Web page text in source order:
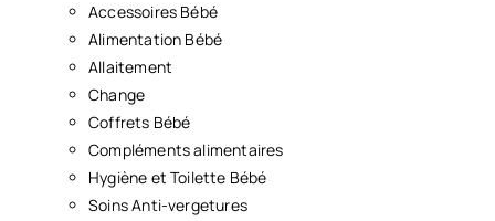
Accessoires Bébé
Alimentation Bébé
Allaitement
Change
Coffrets Bébé
Compléments alimentaires
Hygiène et Toilette Bébé
Soins Anti-vergetures